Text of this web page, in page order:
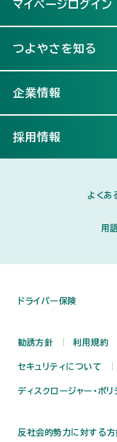
マイページログイン
つよやさを知る
企業情報
採用情報
よくあ
用
ドライバー保険
勧誘方針 利用規約
セキュリティについて
ディスクロージャー・ポリ
反社会的勢力に対する方